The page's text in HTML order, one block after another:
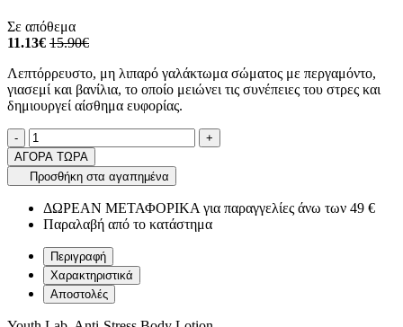
Σε απόθεμα
11.13€ 15.90€
Λεπτόρρευστο, μη λιπαρό γαλάκτωμα σώματος με περγαμόντο,
γιασεμί και βανίλια, το οποίο μειώνει τις συνέπειες του στρες και
δημιουργεί αίσθημα ευφορίας.
Ποσότητα
-product.increase.quantity +
ΑΓΟΡΑ ΤΩΡΑ
Προσθήκη στα αγαπημένα
ΔΩΡΕΑΝ ΜΕΤΑΦΟΡΙΚΑ για παραγγελίες άνω των 49 €
Παραλαβή από το κατάστημα
Περιγραφή
Χαρακτηριστικά
Αποστολές